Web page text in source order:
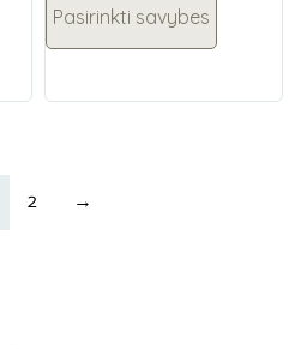
Pasirinkti savybes
2 →